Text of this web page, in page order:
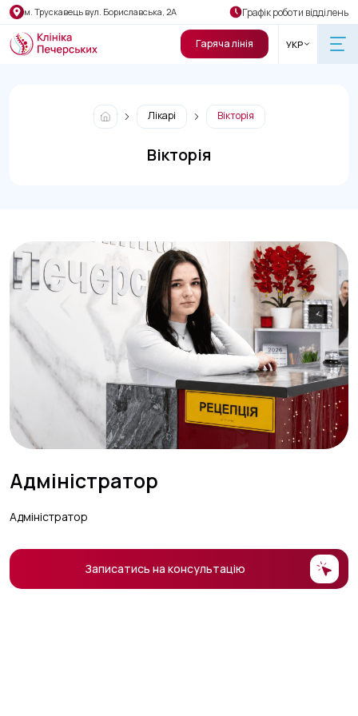
м. Трускавець вул. Бориславська, 2А Графік роботи відділень
Гаряча лінія УКР
Лікарі Вікторія
Вікторія
Адміністратор
Адміністратор
Записатись на консультацію